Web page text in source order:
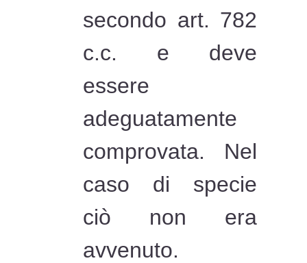
secondo art. 782
c.c. e deve
essere
adeguatamente
comprovata. Nel
caso di specie
ciò non era
avvenuto.